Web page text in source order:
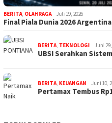
BERITA, OLAHRAGA Juli 19, 2026
Final Piala Dunia 2026
BERITA, TEKNOLOGI Juni
UBSI Serahkan
BERITA, KEUANGAN Juni 10,
Pertamax Tembus